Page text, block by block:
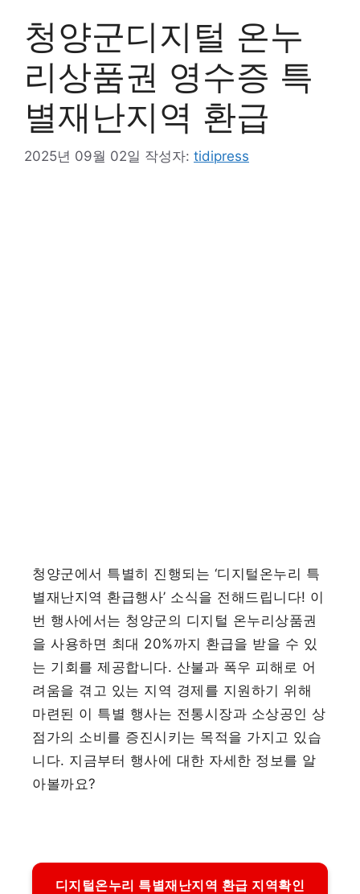
청양군디지털 온누
리상품권 영수증 특
별재난지역 환급
2025년 09월 02일 작성자: tidipress
청양군에서 특별히 진행되는 ‘디지털온누리 특
별재난지역 환급행사’ 소식을 전해드립니다! 이
번 행사에서는 청양군의 디지털 온누리상품권
을 사용하면 최대 20%까지 환급을 받을 수 있
는 기회를 제공합니다. 산불과 폭우 피해로 어
려움을 겪고 있는 지역 경제를 지원하기 위해
마련된 이 특별 행사는 전통시장과 소상공인 상
점가의 소비를 증진시키는 목적을 가지고 있습
니다. 지금부터 행사에 대한 자세한 정보를 알
아볼까요?
디지털온누리 특별재난지역 환급 지역확인